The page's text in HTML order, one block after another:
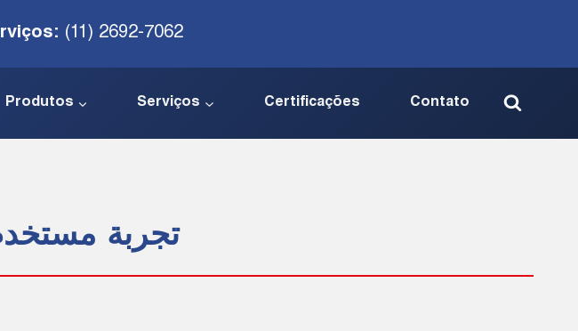
(11) 2692-7062
Produtos Serviços Certificações Contato
تجربة